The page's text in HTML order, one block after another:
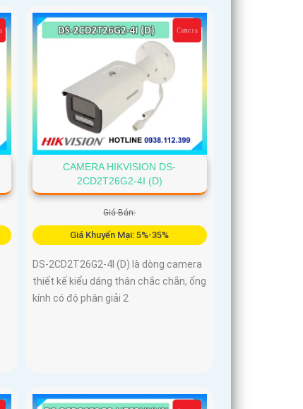
CAMERA HIKVISION DS-
2CD2T26G2-4I (D)
Giá Bán:
Giá Khuyến Mại: 5%-35%
DS-2CD2T26G2-4I (D) là dòng camera
thiết kế kiểu dáng thân chắc chắn, ống
kính có độ phân giải 2